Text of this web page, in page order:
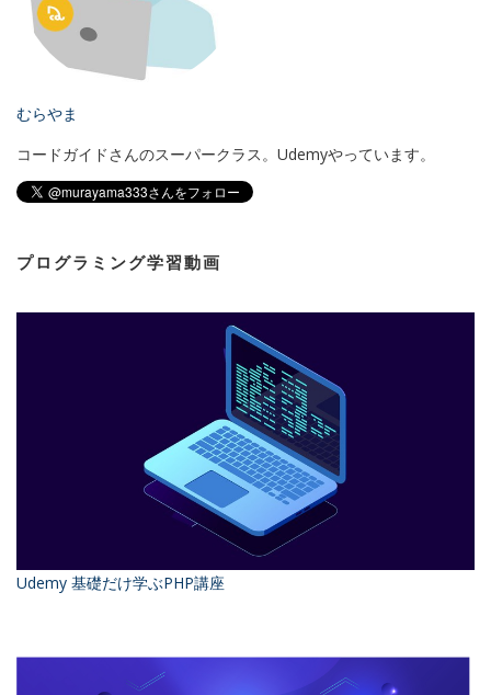
むらやま
コードガイドさんのスーパークラス。Udemyやっています。
プログラミング学習動画
Udemy 基礎だけ学ぶPHP講座